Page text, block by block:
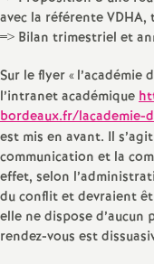
avec la référente VDHA,
=> Bilan trimestriel et
Sur le flyer «l’académie
l’intranet académique
bordeaux.fr/lacademie-
est mis en avant. Il
communication et la
effet, selon
du conflit et devraient
elle ne dispose
rendez-vous est